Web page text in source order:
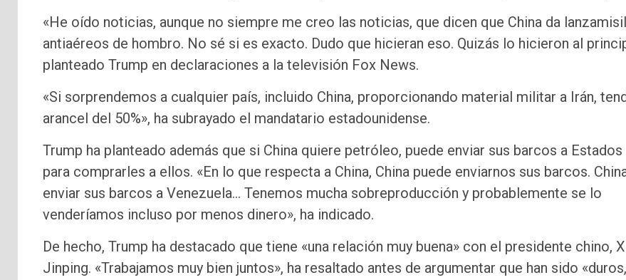
«He oído noticias, aunque no siempre me creo las noticias, que dicen que China da
antiaéreos de hombro. No sé si es exacto. Dudo que hicieran eso. Quizás lo hicieron al
planteado Trump en declaraciones a la televisión Fox News.
«Si sorprendemos a cualquier país, incluido China, proporcionando material militar a Irán,
arancel del 50%», ha subrayado el mandatario estadounidense.
Trump ha planteado además que si China quiere petróleo, puede enviar sus barcos a Estados
para comprarles a ellos. «En lo que respecta a China, China puede enviarnos sus barcos.
enviar sus barcos a Venezuela… Tenemos mucha sobreproducción y probablemente se lo
venderíamos incluso por menos dinero», ha indicado.
De hecho, Trump ha destacado que tiene «una relación muy buena» con el presidente chino,
Jinping. «Trabajamos muy bien juntos», ha resaltado antes de argumentar que han sido